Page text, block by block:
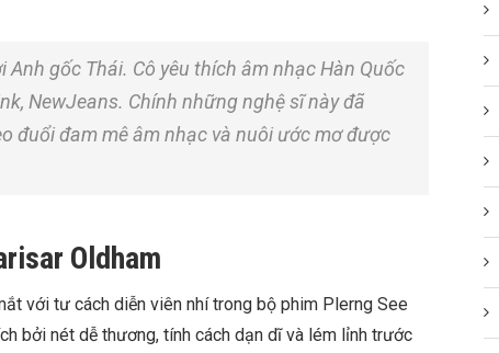
Anh gốc Thái. Cô yêu thích âm nhạc Hàn Quốc
NewJeans. Chính những nghệ sĩ này đã
đuổi đam mê âm nhạc và nuôi ước mơ được
Oldham
với tư cách diễn viên nhí trong bộ phim Plerng See
bởi nét dễ thương, tính cách dạn dĩ và lém lỉnh trước